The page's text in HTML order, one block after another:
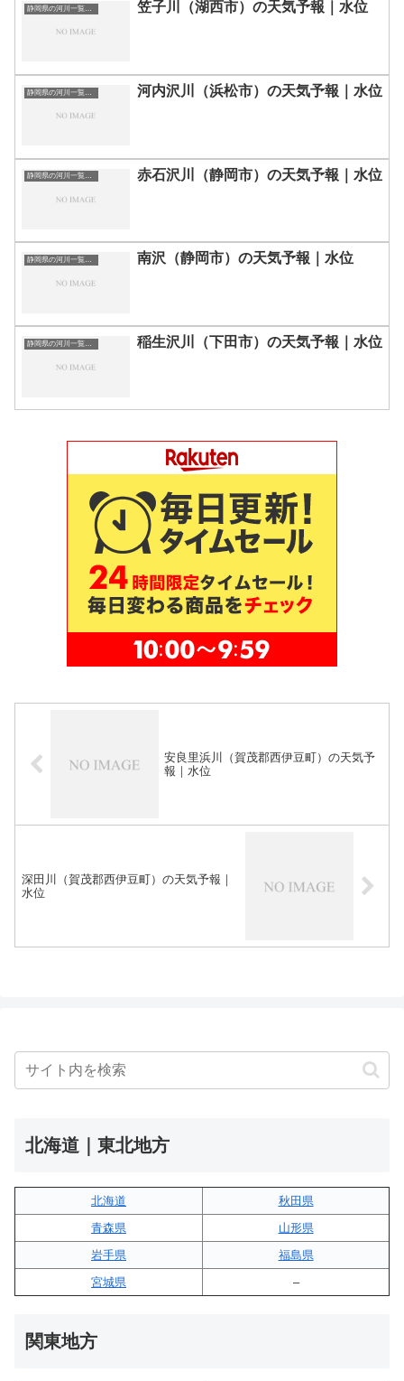
静岡県の河川一覧まとめ静岡県の河川を市町村別に一覧化しました。伊東市伊豆の国市伊豆市下田市賀茂郡河津町賀茂郡松崎町賀茂郡西伊豆町賀茂郡東伊豆町賀茂郡南伊豆町掛川市菊川市湖西市御前崎市御殿場市三島市周智郡森町駿東郡小山町駿東郡清水町駿東郡長泉町沼津市焼津市榛原郡吉田町榛原郡川根本町裾野市静岡市袋井市田方郡函南町島田市藤枝市熱海市磐田市浜松市富士宮市富士市牧之原市-静岡県の河川一覧 笠子川（湖西市）の天気予報｜水位
静岡県の河川一覧まとめ静岡県の河川を市町村別に一覧化しました。伊東市伊豆の国市伊豆市下田市賀茂郡河津町賀茂郡松崎町賀茂郡西伊豆町賀茂郡東伊豆町賀茂郡南伊豆町掛川市菊川市湖西市御前崎市御殿場市三島市周智郡森町駿東郡小山町駿東郡清水町駿東郡長泉町沼津市焼津市榛原郡吉田町榛原郡川根本町裾野市静岡市袋井市田方郡函南町島田市藤枝市熱海市磐田市浜松市富士宮市富士市牧之原市-静岡県の河川一覧 河内沢川（浜松市）の天気予報｜水位
静岡県の河川一覧まとめ静岡県の河川を市町村別に一覧化しました。伊東市伊豆の国市伊豆市下田市賀茂郡河津町賀茂郡松崎町賀茂郡西伊豆町賀茂郡東伊豆町賀茂郡南伊豆町掛川市菊川市湖西市御前崎市御殿場市三島市周智郡森町駿東郡小山町駿東郡清水町駿東郡長泉町沼津市焼津市榛原郡吉田町榛原郡川根本町裾野市静岡市袋井市田方郡函南町島田市藤枝市熱海市磐田市浜松市富士宮市富士市牧之原市-静岡県の河川一覧 赤石沢川（静岡市）の天気予報｜水位
静岡県の河川一覧まとめ静岡県の河川を市町村別に一覧化しました。伊東市伊豆の国市伊豆市下田市賀茂郡河津町賀茂郡松崎町賀茂郡西伊豆町賀茂郡東伊豆町賀茂郡南伊豆町掛川市菊川市湖西市御前崎市御殿場市三島市周智郡森町駿東郡小山町駿東郡清水町駿東郡長泉町沼津市焼津市榛原郡吉田町榛原郡川根本町裾野市静岡市袋井市田方郡函南町島田市藤枝市熱海市磐田市浜松市富士宮市富士市牧之原市-静岡県の河川一覧 南沢（静岡市）の天気予報｜水位
静岡県の河川一覧まとめ静岡県の河川を市町村別に一覧化しました。伊東市伊豆の国市伊豆市下田市賀茂郡河津町賀茂郡松崎町賀茂郡西伊豆町賀茂郡東伊豆町賀茂郡南伊豆町掛川市菊川市湖西市御前崎市御殿場市三島市周智郡森町駿東郡小山町駿東郡清水町駿東郡長泉町沼津市焼津市榛原郡吉田町榛原郡川根本町裾野市静岡市袋井市田方郡函南町島田市藤枝市熱海市磐田市浜松市富士宮市富士市牧之原市-静岡県の河川一覧 稲生沢川（下田市）の天気予報｜水位
安良里浜川（賀茂郡西伊豆町）の天気予
報｜水位
深田川（賀茂郡西伊豆町）の天気予報｜
水位
北海道｜東北地方
北海道
秋田県
青森県
山形県
岩手県
福島県
宮城県
–
関東地方